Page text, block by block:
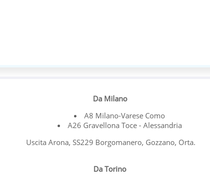
Da Milano
A8 Milano-Varese Como
A26 Gravellona Toce - Alessandria
Uscita Arona, SS229 Borgomanero, Gozzano, Orta.
Da Torino